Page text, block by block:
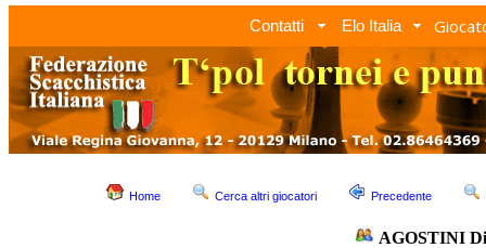
Contatti Elo Italia
Home Cerca altri giocatori Precedente
AGOSTINI